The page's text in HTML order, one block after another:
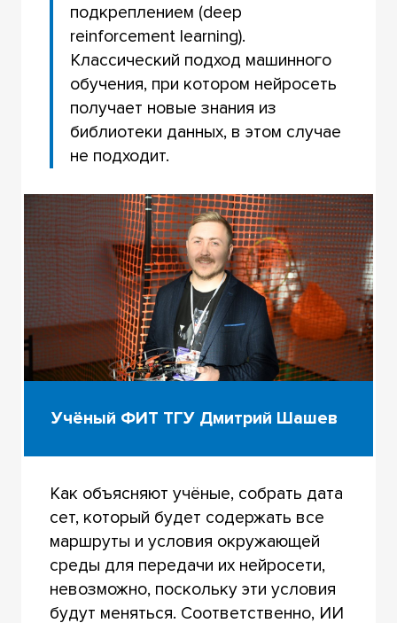
подкреплением (deep
reinforcement learning).
Классический подход машинного
обучения, при котором нейросеть
получает новые знания из
библиотеки данных, в этом случае
не подходит.
Учёный ФИТ ТГУ Дмитрий Шашев
Как объясняют учёные, собрать дата
сет, который будет содержать все
маршруты и условия окружающей
среды для передачи их нейросети,
невозможно, поскольку эти условия
будут меняться. Соответственно, ИИ